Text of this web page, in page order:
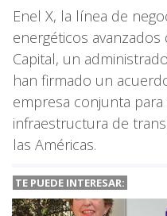
Enel X, la línea de
energéticos
Capital, un
han firmado un
empresa conjunta
infraestructura de
las Américas.
TE PUEDE INTERESAR: